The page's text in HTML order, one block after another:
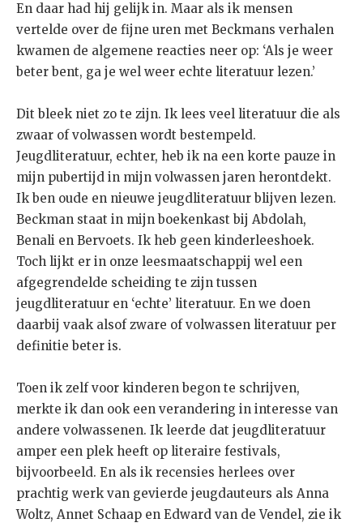
En daar had hij gelijk in. Maar als ik mensen
vertelde over de fijne uren met Beckmans verhalen
kwamen de algemene reacties neer op: ‘Als je weer
beter bent, ga je wel weer echte literatuur lezen.’
Dit bleek niet zo te zijn. Ik lees veel literatuur die als
zwaar of volwassen wordt bestempeld.
Jeugdliteratuur, echter, heb ik na een korte pauze in
mijn pubertijd in mijn volwassen jaren herontdekt.
Ik ben oude en nieuwe jeugdliteratuur blijven lezen.
Beckman staat in mijn boekenkast bij Abdolah,
Benali en Bervoets. Ik heb geen kinderleeshoek.
Toch lijkt er in onze leesmaatschappij wel een
afgegrendelde scheiding te zijn tussen
jeugdliteratuur en ‘echte’ literatuur. En we doen
daarbij vaak alsof zware of volwassen literatuur per
definitie beter is.
Toen ik zelf voor kinderen begon te schrijven,
merkte ik dan ook een verandering in interesse van
andere volwassenen. Ik leerde dat jeugdliteratuur
amper een plek heeft op literaire festivals,
bijvoorbeeld. En als ik recensies herlees over
prachtig werk van gevierde jeugdauteurs als Anna
Woltz, Annet Schaap en Edward van de Vendel, zie ik